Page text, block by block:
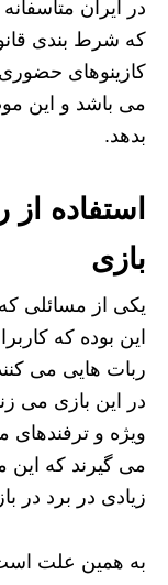
در ایران
که شرط بندی
کازینوهای حضوری
می باشد و این
بدهد.
استفاده
بازی
یکی از مسائلی
این بوده که
ربات هایی می
در این بازی می
ویژه و
می گیرند که
زیادی در برد در
به همین علت